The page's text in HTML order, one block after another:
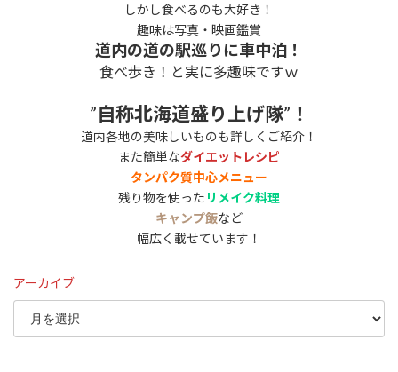
しかし食べるのも大好き！
趣味は写真・映画鑑賞
道内の道の駅巡りに車中泊！
食べ歩き！と実に多趣味ですｗ
”自称北海道盛り上げ隊”！
道内各地の美味しいものも詳しくご紹介！
また簡単なダイエットレシピ
タンパク質中心メニュー
残り物を使った リメイク料理
キャンプ飯など
幅広く載せています！
アーカイブ